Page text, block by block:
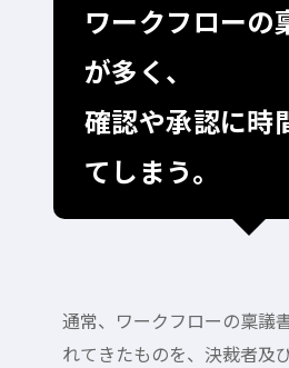
ワークフローの
が多く、
確認や承認に時
てしまう。
通常、ワークフローの稟議
れてきたものを、決裁者及